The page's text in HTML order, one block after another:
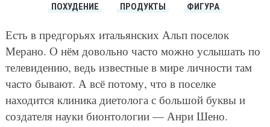
ПОХУДЕНИЕ
ПРОДУКТЫ ФИГУРА
Есть в предгорьях итальянских Альп поселок
Мерано. О нём довольно часто можно услышать по
телевидению, ведь известные в мире личности там
часто бывают. А всё потому, что в поселке
находится клиника диетолога с большой буквы и
создателя науки бионтологии — Анри Шено.